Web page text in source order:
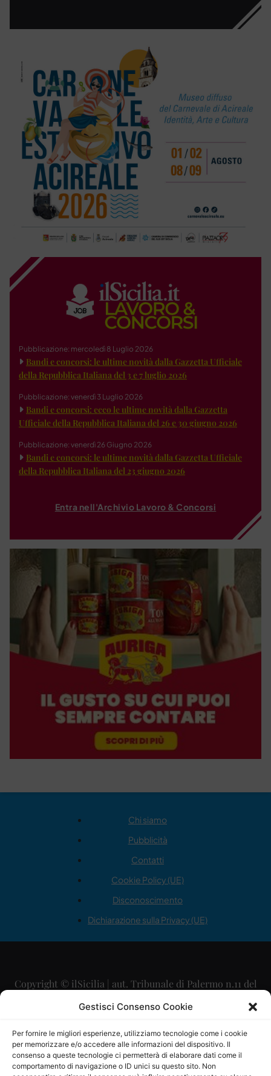
Gestisci Consenso Cookie
Per fornire le migliori esperienze, utilizziamo tecnologie come i cookie
per memorizzare e/o accedere alle informazioni del dispositivo. Il
consenso a queste tecnologie ci permetterà di elaborare dati come il
comportamento di navigazione o ID unici su questo sito. Non
Pubblicazione: mercoledì 8 Luglio 2026
Bandi e concorsi: le ultime novità dalla Gazzetta Ufficiale
della Repubblica Italiana del 3 e 7 luglio 2026
Pubblicazione: venerdì 3 Luglio 2026
Bandi e concorsi: ecco le ultime novità dalla Gazzetta
Ufficiale della Repubblica Italiana del 26 e 30 giugno 2026
Pubblicazione: venerdì 26 Giugno 2026
Bandi e concorsi: le ultime novità dalla Gazzetta Ufficiale
della Repubblica Italiana del 23 giugno 2026
Entra nell'Archivio Lavoro & Concorsi
Chi siamo
Pubblicità
Contatti
Cookie Policy (UE)
Disconoscimento
Dichiarazione sulla Privacy (UE)
Copyright © ilSicilia | aut. Tribunale di Palermo n.11 del
29/09/2015
Direttore Editoriale: Maurizio Scaglione